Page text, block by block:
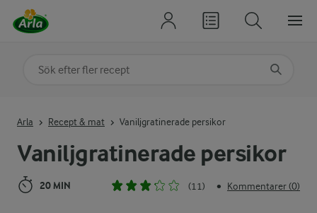
Vaniljgratinerade persikor
20 MIN (11) • Kommentarer (0)
Arla Recept & mat Vaniljgratinerade persikor
Sök på kategori eller ingrediens